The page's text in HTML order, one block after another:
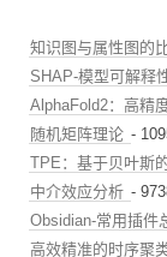
知识图与属性图的
SHAP-模型可解释
AlphaFold2：高精
随机矩阵理论 -
TPE：基于贝叶斯
中介效应分析 -
Obsidian-常用插件
高效精准的时序聚